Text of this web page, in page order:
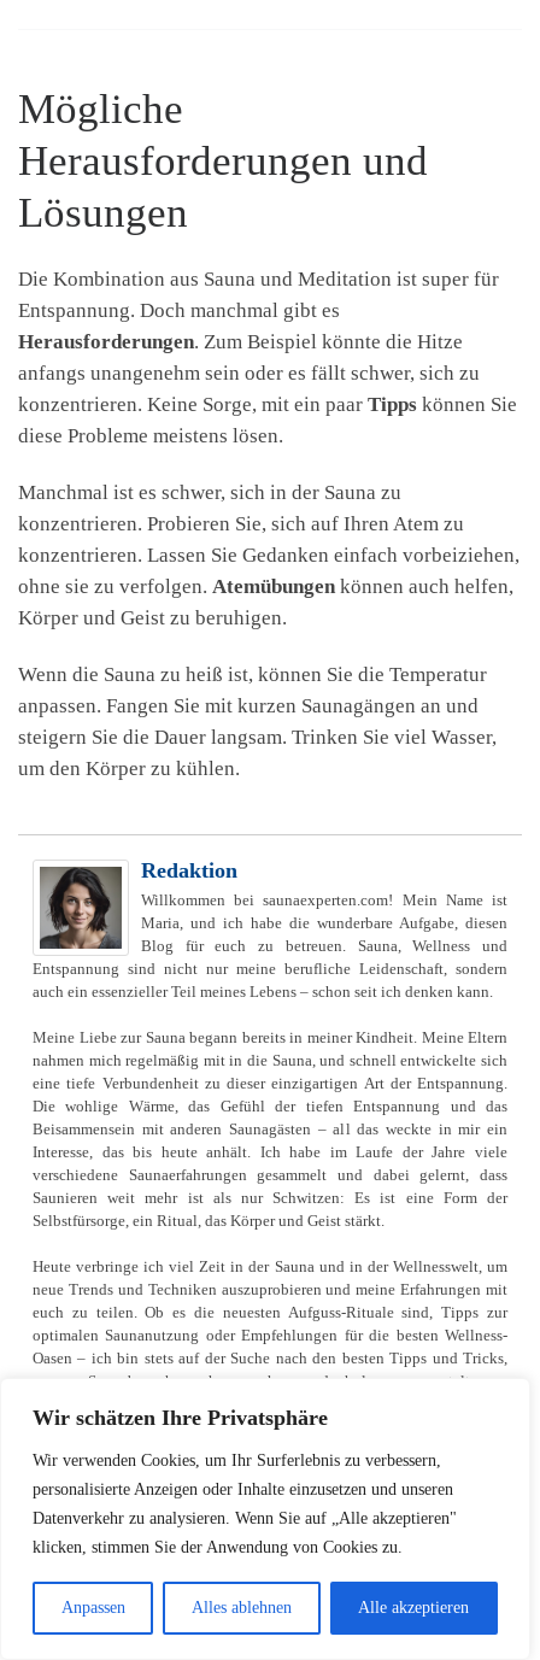
Wir schätzen Ihre Privatsphäre
Wir verwenden Cookies, um Ihr Surferlebnis zu verbessern,
personalisierte Anzeigen oder Inhalte einzusetzen und unseren
Datenverkehr zu analysieren. Wenn Sie auf „Alle akzeptieren"
klicken, stimmen Sie der Anwendung von Cookies zu.
Anpassen Alles ablehnen Alle akzeptieren
Mögliche
Herausforderungen und
Lösungen
Die Kombination aus Sauna und Meditation ist super für
Entspannung. Doch manchmal gibt es
Herausforderungen. Zum Beispiel könnte die Hitze
anfangs unangenehm sein oder es fällt schwer, sich zu
konzentrieren. Keine Sorge, mit ein paar Tipps können Sie
diese Probleme meistens lösen.
Manchmal ist es schwer, sich in der Sauna zu
konzentrieren. Probieren Sie, sich auf Ihren Atem zu
konzentrieren. Lassen Sie Gedanken einfach vorbeiziehen,
ohne sie zu verfolgen. Atemübungen können auch helfen,
Körper und Geist zu beruhigen.
Wenn die Sauna zu heiß ist, können Sie die Temperatur
anpassen. Fangen Sie mit kurzen Saunagängen an und
steigern Sie die Dauer langsam. Trinken Sie viel Wasser,
um den Körper zu kühlen.
Redaktion
Willkommen bei saunaexperten.com! Mein Name ist
Maria, und ich habe die wunderbare Aufgabe, diesen
Blog für euch zu betreuen. Sauna, Wellness und
Entspannung sind nicht nur meine berufliche Leidenschaft, sondern
auch ein essenzieller Teil meines Lebens – schon seit ich denken kann.
Meine Liebe zur Sauna begann bereits in meiner Kindheit. Meine Eltern
nahmen mich regelmäßig mit in die Sauna, und schnell entwickelte sich
eine tiefe Verbundenheit zu dieser einzigartigen Art der Entspannung.
Die wohlige Wärme, das Gefühl der tiefen Entspannung und das
Beisammensein mit anderen Saunagästen – all das weckte in mir ein
Interesse, das bis heute anhält. Ich habe im Laufe der Jahre viele
verschiedene Saunaerfahrungen gesammelt und dabei gelernt, dass
Saunieren weit mehr ist als nur Schwitzen: Es ist eine Form der
Selbstfürsorge, ein Ritual, das Körper und Geist stärkt.
Heute verbringe ich viel Zeit in der Sauna und in der Wellnesswelt, um
neue Trends und Techniken auszuprobieren und meine Erfahrungen mit
euch zu teilen. Ob es die neuesten Aufguss-Rituale sind, Tipps zur
optimalen Saunanutzung oder Empfehlungen für die besten Wellness-
Oasen – ich bin stets auf der Suche nach den besten Tipps und Tricks,
um eure Saunabesuche noch angenehmer und erholsamer zu gestalten.
Neben der Sauna liebe ich es, mich mit allem rund um Wellness und
Entspannung zu beschäftigen. Sei es durch Yoga, Meditation oder
Massagen – ich glaube fest daran, dass ein gesundes Gleichgewicht
zwischen Körper und Geist der Schlüssel zu einem erfüllten Leben ist.
Diesen ganzheitlichen Ansatz möchte ich auch hier im Blog vermitteln
und euch inspirieren, eure eigene Wellnessreise zu beginnen oder
Ich freue mich darauf, meine Leidenschaft und mein Wissen mit euch zu
teilen und bin gespannt auf den Austausch mit der saunaexperten.com-